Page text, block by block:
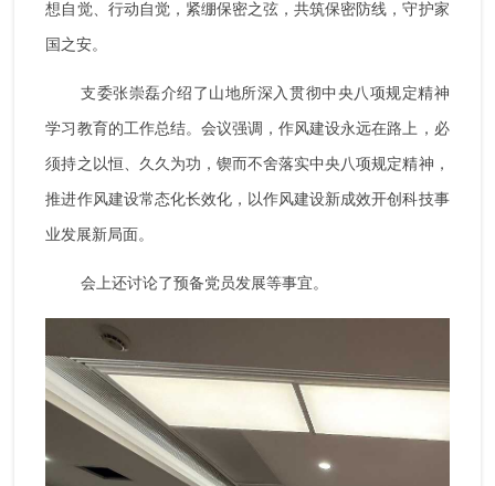
想自觉、行动自觉，紧绷保密之弦，共筑保密防线，守护家
国之安。
支委张崇磊介绍了山地所深入贯彻中央八项规定精神
学习教育的工作总结。会议强调，作风建设永远在路上，必
须持之以恒、久久为功，锲而不舍落实中央八项规定精神，
推进作风建设常态化长效化，以作风建设新成效开创科技事
业发展新局面。
会上还讨论了预备党员发展等事宜。